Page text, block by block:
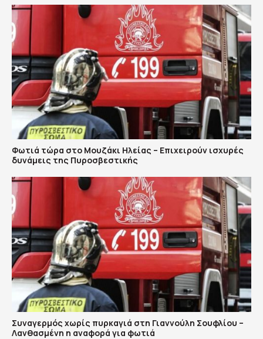
Φωτιά τώρα στο Μουζάκι Ηλείας – Επιχειρούν ισχυρές
δυνάμεις της Πυροσβεστικής
Συναγερμός χωρίς πυρκαγιά στη Γιαννούλη Σουφλίου –
Λανθασμένη η αναφορά για φωτιά